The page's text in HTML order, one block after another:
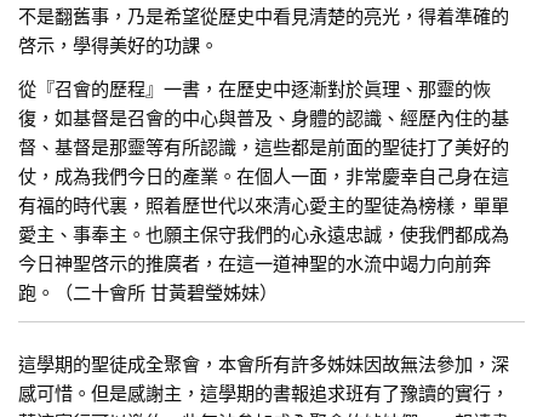
不是翻舊事，乃是希望從歷史中看見清楚的亮光，得着準確的
啓示，學得美好的功課。
從『召會的歷程』一書，在歷史中逐漸對於眞理、那靈的恢
復，如基督是召會的中心與普及、身體的認識、經歷內住的基
督、基督是那靈等有所認識，這些都是前面的聖徒打了美好的
仗，成為我們今日的產業。在個人一面，非常慶幸自己身在這
有福的時代裏，照着歷世代以來清心愛主的聖徒為榜樣，單單
愛主、事奉主。也願主保守我們的心永遠忠誠，使我們都成為
今日神聖啓示的推廣者，在這一道神聖的水流中竭力向前奔
跑。（二十會所 甘黃碧瑩姊妹）
這學期的聖徒成全聚會，本會所有許多姊妹因故無法參加，深
感可惜。但是感謝主，這學期的書報追求班有了豫讀的實行，